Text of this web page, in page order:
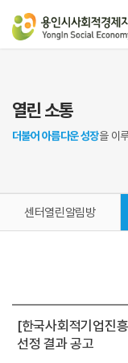
열린 소통
더불어 아름다운 성장을 이
센터열린알림방
[한국사회적기업진
선정 결과 공고